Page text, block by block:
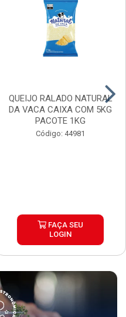
QUEIJO RALADO NATURAL
DA VACA CAIXA COM 5KG
PACOTE 1KG
Código: 44981
FAÇA SEU
LOGIN